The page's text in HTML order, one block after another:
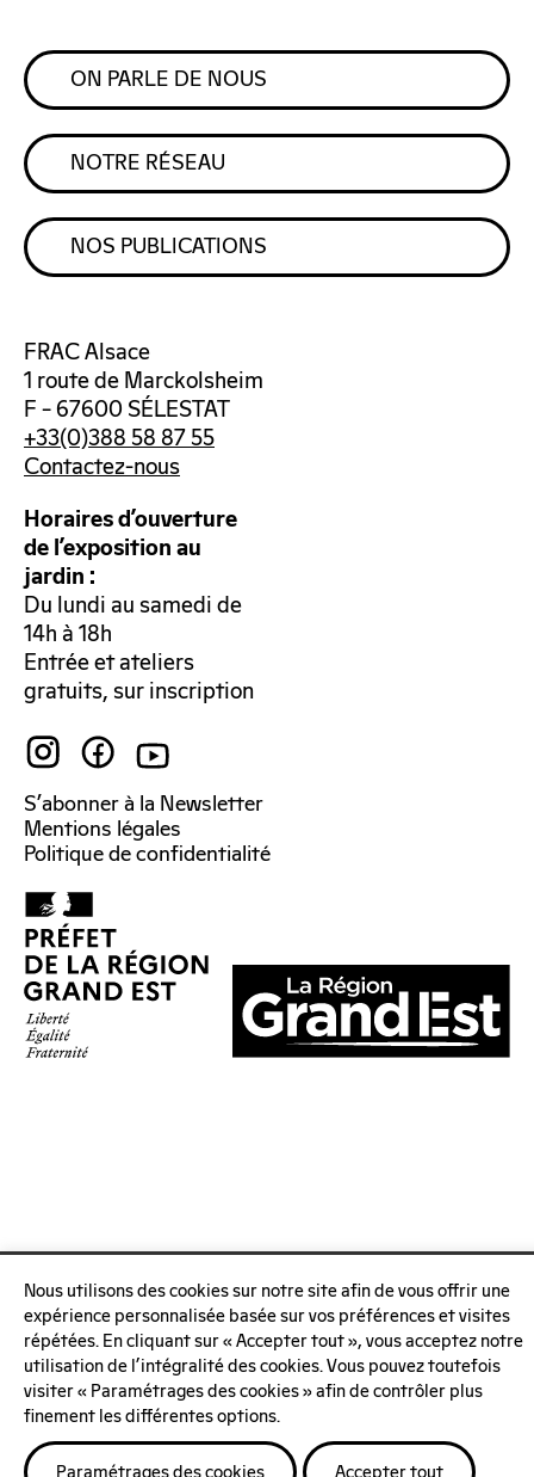
ON PARLE DE NOUS
NOTRE RÉSEAU
NOS PUBLICATIONS
FRAC Alsace
1 route de Marckolsheim
F – 67600 SÉLESTAT
+33(0)388 58 87 55
Contactez-nous
Horaires d’ouverture
de l’exposition au
jardin :
Du lundi au samedi de
14h à 18h
Entrée et ateliers
gratuits, sur inscription
S’abonner à la Newsletter
Mentions légales
Politique de confidentialité
Nous utilisons des cookies sur notre site afin de vous offrir une
expérience personnalisée basée sur vos préférences et visites
répétées. En cliquant sur « Accepter tout », vous acceptez notre
utilisation de l'intégralité des cookies. Vous pouvez toutefois
visiter « Paramétrages des cookies » afin de contrôler plus
finement les différentes options.